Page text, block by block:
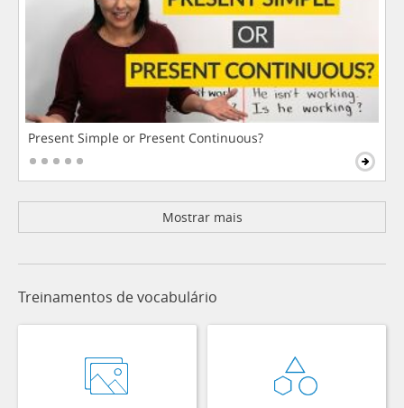
Present Simple or Present Continuous?
Mostrar mais
Treinamentos de vocabulário